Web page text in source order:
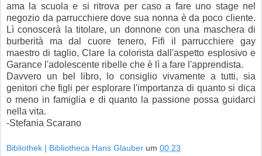
ama la scuola e si ritrova per caso a fare uno stage nel
negozio da parrucchiere dove sua nonna è da poco cliente.
Lì conoscerà la titolare, un donnone con una maschera di
burberità ma dal cuore tenero, Fifi il parrucchiere gay
maestro di taglio, Clare la colorista dall'aspetto esplosivo e
Garance l'adolescente ribelle che è lì a fare l'apprendista.
Davvero un bel libro, lo consiglio vivamente a tutti, sia
genitori che figli per esplorare l'importanza di quanto si dica
o meno in famiglia e di quanto la passione possa guidarci
nella vita.
-Stefania Scarano
Bibliothek | Bibliotheca Hans Glauber um 00:23